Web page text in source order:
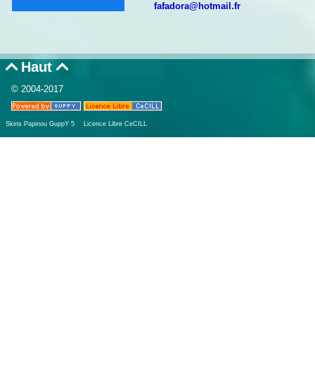
fafadora@hotmail.fr
Haut 
© 2004-2017
Skins Papinou GuppY 5 Licence Libre CeCILL